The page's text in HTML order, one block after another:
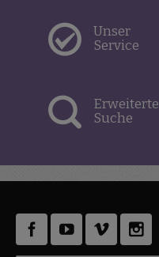
Unser
Service
Erweiterte
Suche